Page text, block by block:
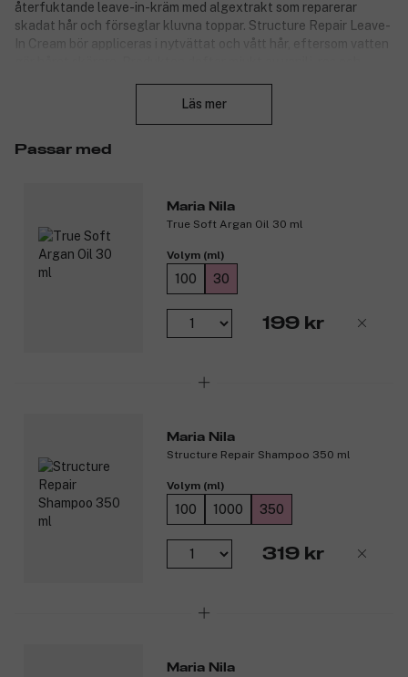
återfuktande leave-in-kräm med algextrakt som reparerar
skadat hår och förseglar kluvna toppar. Structure Repair Leave-
In Cream bör appliceras i nytvättat och vått hår, eftersom vatten
genom att skydda håret mot UV-strålning och fria radikaler.
3278966
Läs mer
Passar med
Maria Nila
True Soft Argan Oil 30 ml
Volym (ml)
100 30
199 kr
Maria Nila
Structure Repair Shampoo 350 ml
Volym (ml)
100 1000 350
319 kr
Maria Nila